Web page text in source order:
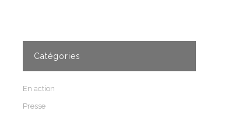
Catégories
En action
Presse